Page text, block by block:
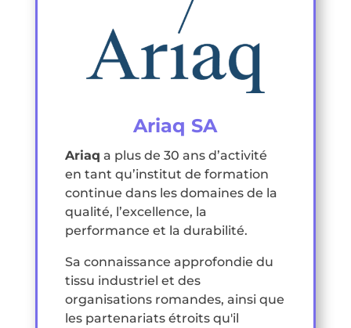
Ariaq SA
Ariaq a plus de 30 ans d’activité
en tant qu’institut de formation
continue dans les domaines de la
qualité, l’excellence, la
performance et la durabilité.
Sa connaissance approfondie du
tissu industriel et des
organisations romandes, ainsi que
les partenariats étroits qu'il